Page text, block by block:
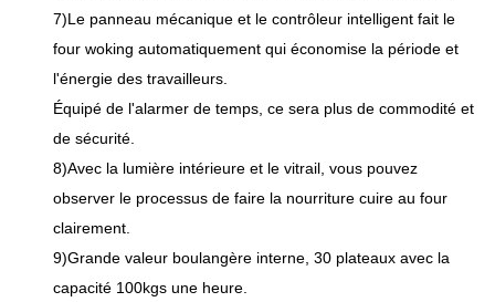
7)Le panneau mécanique et le contrôleur intelligent fait le
four woking automatiquement qui économise la période et
l'énergie des travailleurs.
Équipé de l'alarmer de temps, ce sera plus de commodité et
de sécurité.
8)Avec la lumière intérieure et le vitrail, vous pouvez
observer le processus de faire la nourriture cuire au four
clairement.
9)Grande valeur boulangère interne, 30 plateaux avec la
capacité 100kgs une heure.